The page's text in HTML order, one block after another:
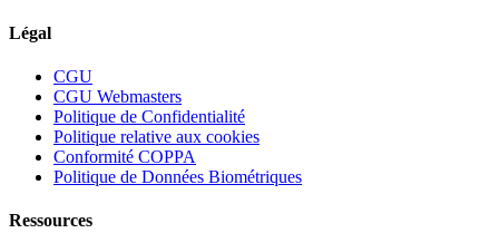
Légal
CGU
CGU Webmasters
Politique de Confidentialité
Politique relative aux cookies
Conformité COPPA
Politique de Données Biométriques
Ressources